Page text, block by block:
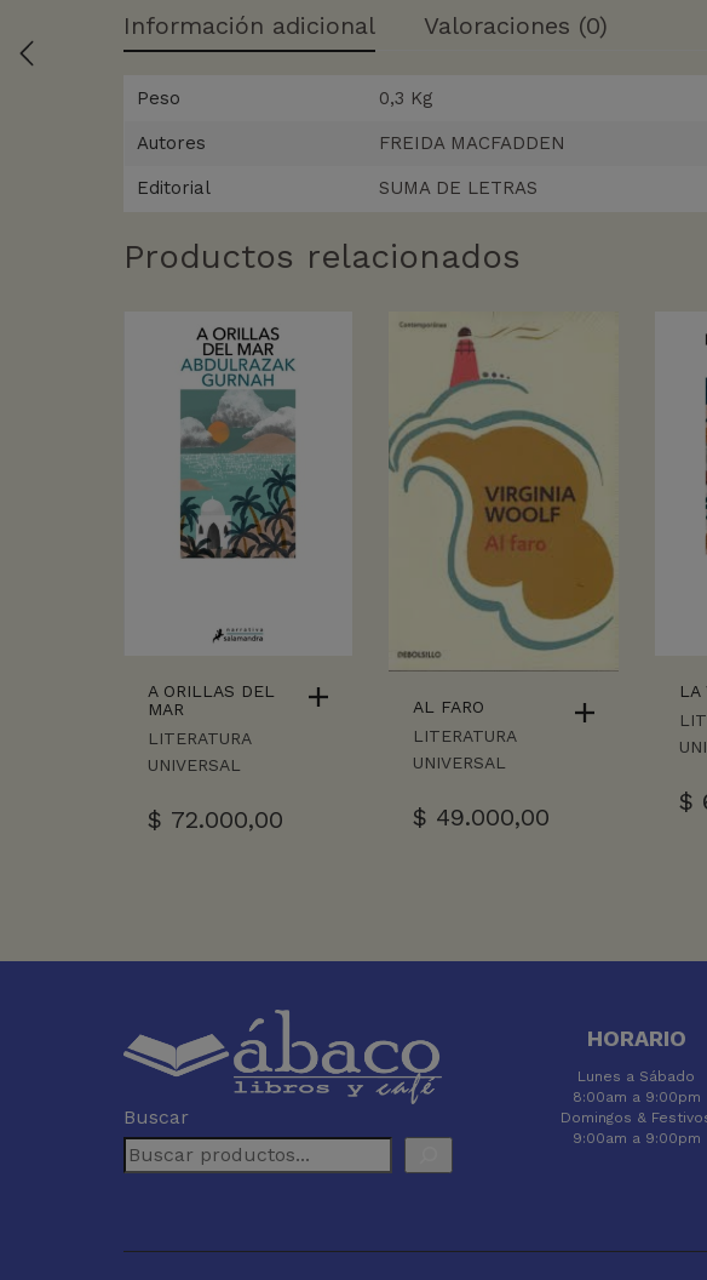
Información adicional Valoraciones (0)
Peso 0,3 Kg
Autores FREIDA MACFADDEN
Editorial SUMA DE LETRAS
Productos relacionados
A ORILLAS DEL
MAR
LITERATURA
UNIVERSAL
$ 72.000,00
AL FARO
LITERATURA
UNIVERSAL
$ 49.000,00
LA
$
Buscar
HORARIO
Lunes a Sábado
8:00am a 9:00pm
Domingos &
9:00am a 9:00pm